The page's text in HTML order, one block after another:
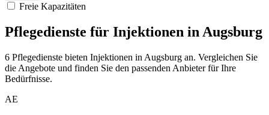
Freie Kapazitäten
Pflegedienste für Injektionen in Augsburg
6 Pflegedienste bieten Injektionen in Augsburg an. Vergleichen Sie
die Angebote und finden Sie den passenden Anbieter für Ihre
Bedürfnisse.
AE